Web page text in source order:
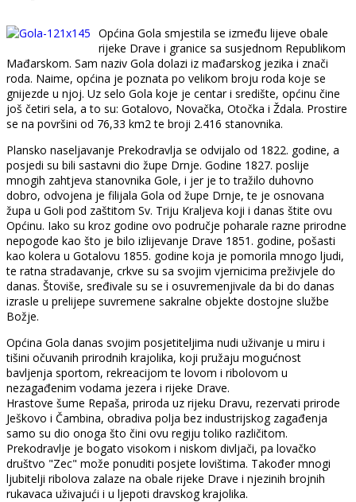
Općina Gola smjestila se između lijeve obale
rijeke Drave i granice sa susjednom Republikom
Mađarskom. Sam naziv Gola dolazi iz mađarskog jezika i znači
roda. Naime, općina je poznata po velikom broju roda koje se
gnijezde u njoj. Uz selo Gola koje je centar i središte, općinu čine
još četiri sela, a to su: Gotalovo, Novačka, Otočka i Ždala. Prostire
se na površini od 76,33 km2 te broji 2.416 stanovnika.
Plansko naseljavanje Prekodravlja se odvijalo od 1822. godine, a
posjedi su bili sastavni dio župe Drnje. Godine 1827. poslije
mnogih zahtjeva stanovnika Gole, i jer je to tražilo duhovno
dobro, odvojena je filijala Gola od župe Drnje, te je osnovana
župa u Goli pod zaštitom Sv. Triju Kraljeva koji i danas štite ovu
Općinu. Iako su kroz godine ovo područje poharale razne prirodne
nepogode kao što je bilo izlijevanje Drave 1851. godine, pošasti
kao kolera u Gotalovu 1855. godine koja je pomorila mnogo ljudi,
te ratna stradavanje, crkve su sa svojim vjernicima preživjele do
danas. Štoviše, sređivale su se i osuvremenjivale da bi do danas
izrasle u prelijepe suvremene sakralne objekte dostojne službe
Božje.
Općina Gola danas svojim posjetiteljima nudi uživanje u miru i
tišini očuvanih prirodnih krajolika, koji pružaju mogućnost
bavljenja sportom, rekreacijom te lovom i ribolovom u
nezagađenim vodama jezera i rijeke Drave.
Hrastove šume Repaša, priroda uz rijeku Dravu, rezervati prirode
Ješkovo i Čambina, obradiva polja bez industrijskog zagađenja
samo su dio onoga što čini ovu regiju toliko različitom.
Prekodravlje je bogato visokom i niskom divljači, pa lovačko
društvo "Zec" može ponuditi posjete lovištima. Također mnogi
ljubitelji ribolova zalaze na obale rijeke Drave i njezinih brojnih
rukavaca uživajući i u ljepoti dravskog krajolika.